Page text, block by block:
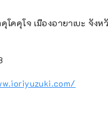
โคคุโจ เมืองอายาเบะ จัง